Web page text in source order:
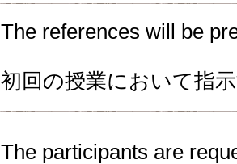
The references will be
初回の授業において指
The participants are